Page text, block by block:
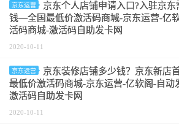
京东运营
京东个人店铺申请入口?入驻京
钱—全国最低价激活码商城-京东运营-亿
活码商城-激活码自助发卡网
2020-10-11
京东运营
京东装修店铺多少钱？京东新店
最低价激活码商城-京东运营-亿软阁-自动
激活码自助发卡网
2020-10-11